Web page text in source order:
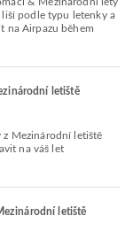
podle typu letenky a
na Airpazu během
letiště
na váš let
letiště